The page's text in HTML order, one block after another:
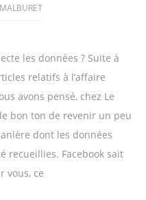
les données ? Suite à
relatifs à l’affaire
avons pensé, chez Le
bon ton de revenir un peu
dont les données
recueillies. Facebook sait
vous, ce